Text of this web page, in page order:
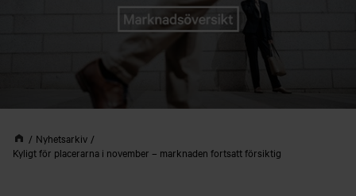
Nyhetsarkiv
Kyligt för placerarna i november – marknaden fortsatt försiktig